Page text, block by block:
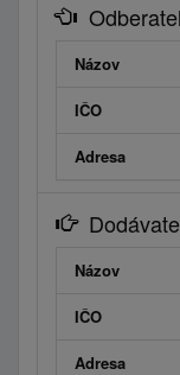
Odberateľ
Názov
IČO
Adresa
Názov
IČO
Adresa